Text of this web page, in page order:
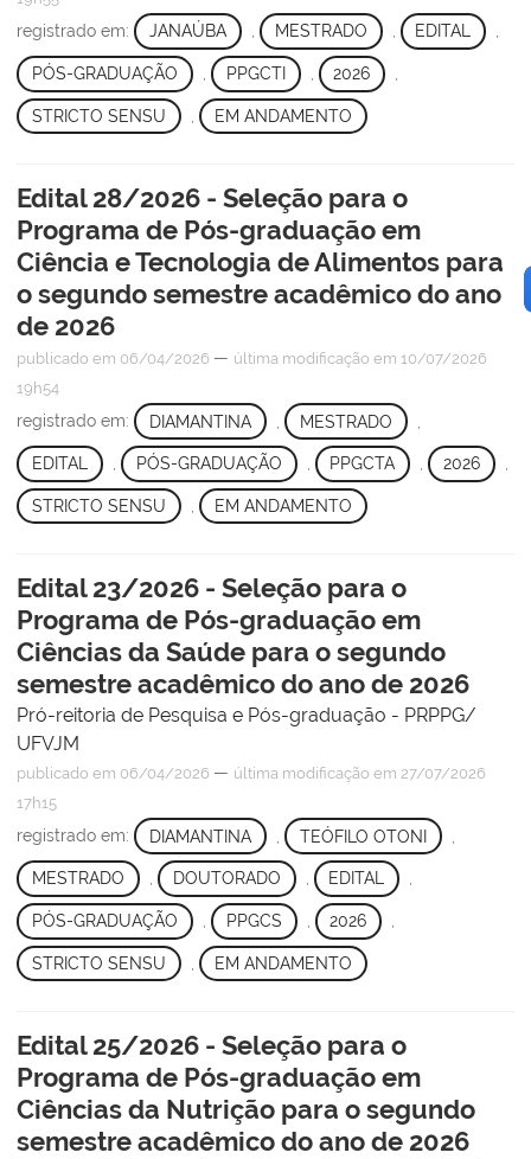
registrado em: JANAÚBA , MESTRADO , EDITAL ,
PÓS-GRADUAÇÃO PPGCTI 2026
STRICTO SENSU EM ANDAMENTO
Edital 28/2026 - Seleção para o
Programa de Pós-graduação em
Ciência e Tecnologia de Alimentos para
o segundo semestre acadêmico do ano
de 2026
publicado em 06/04/2026 — última modificação em 10/07/2026
19h54
registrado em: DIAMANTINA MESTRADO
EDITAL , PÓS-GRADUAÇÃO , PPGCTA , 2026 ,
STRICTO SENSU EM ANDAMENTO
Edital 23/2026 - Seleção para o
Programa de Pós-graduação em
Ciências da Saúde para o segundo
semestre acadêmico do ano de 2026
Pró-reitoria de Pesquisa e Pós-graduação - PRPPG/
UFVJM
publicado em 06/04/2026 — última modificação em 27/07/2026
17h15
registrado em: DIAMANTINA TEÓFILO OTONI
MESTRADO , DOUTORADO , EDITAL ,
PÓS-GRADUAÇÃO PPGCS 2026
STRICTO SENSU EM ANDAMENTO
Edital 25/2026 - Seleção para o
Programa de Pós-graduação em
Ciências da Nutrição para o segundo
semestre acadêmico do ano de 2026